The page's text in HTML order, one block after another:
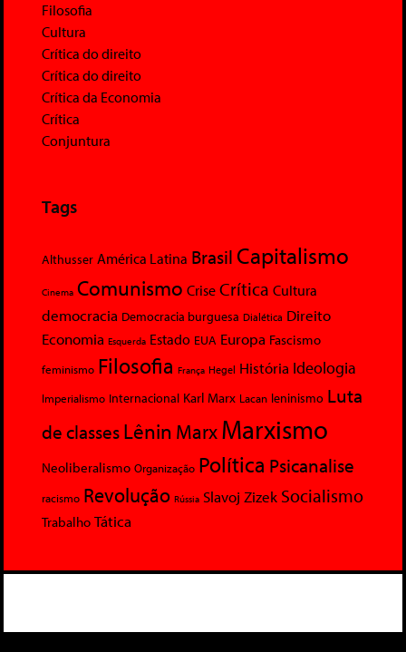
Filosofia
Cultura
Crítica do direito
Crítica do direito
Crítica da Economia
Crítica
Conjuntura
Tags
Althusser América Latina Brasil Capitalismo
Cinema Comunismo Crise Crítica Cultura
democracia Democracia burguesa Dialética Direito
Economia Esquerda Estado EUA Europa Fascismo
feminismo Filosofia França Hegel História Ideologia
Imperialismo Internacional Karl Marx Lacan leninismo Luta
de classesLênin MarxMarxismo
Neoliberalismo Organização Política Psicanalise
racismo Revolução Rússia Slavoj Zizek Socialismo
Trabalho Tática